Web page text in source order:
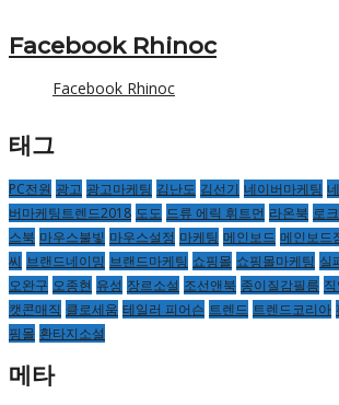
Facebook Rhinoc
Facebook Rhinoc
태그
PC전원 광고 광고마케팅 김난도 김선기 네이버마케팅
버마케팅트렌드2018 도도 드류 에릭 휘트먼 라온북 로
스북 마우스불빛 마우스설정 마케팅 메인보드 메인보드
씨 브랜드네이밍 브랜드마케팅 쇼핑몰 쇼핑몰마케팅 실
오완구 오종현 유성 장르소설 조선앤북 종이질감필름
캣콘매직 클로세움 테일러 피어슨 트렌드 트렌드코리아
핑몰 환타지소설
메타